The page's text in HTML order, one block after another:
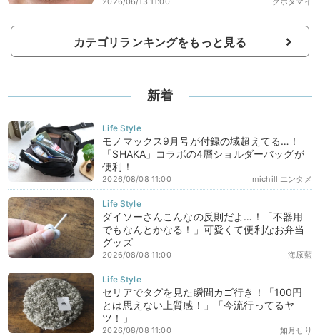
カテゴリランキングをもっと見る
新着
モノマックス9月号が付録の域超えてる…！
「SHAKA」コラボの4層ショルダーバッグが
便利！
michill エンタメ
2026/08/08 11:00
ダイソーさんこんなの反則だよ…！「不器用
でもなんとかなる！」可愛くて便利なお弁当
グッズ
海原藍
2026/08/08 11:00
セリアでタグを見た瞬間カゴ行き！「100円
とは思えない上質感！」「今流行ってるヤ
ツ！」
如月せり
2026/08/08 11:00